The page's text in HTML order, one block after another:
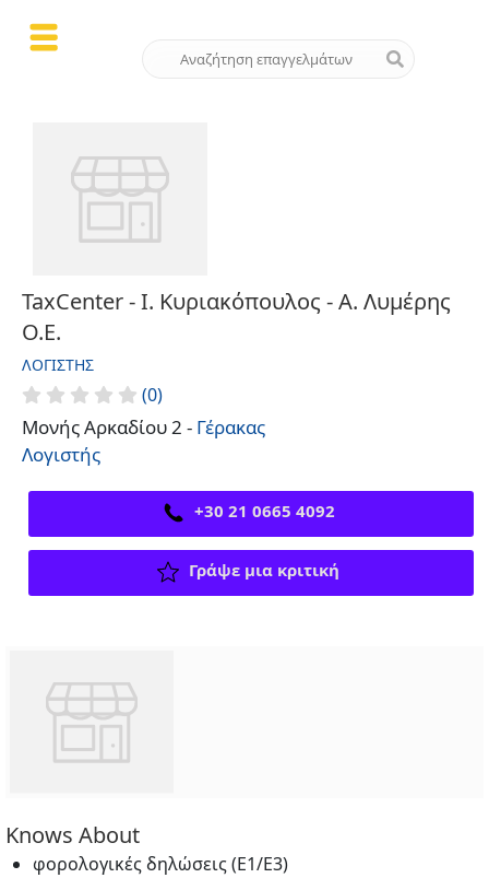
TaxCenter - Ι. Κυριακόπουλος - Α. Λυμέρης
Ο.Ε.
ΛΟΓΙΣΤΉΣ
(0)
Μονής Αρκαδίου 2 - Γέρακας
Λογιστής
+30 21 0665 4092
Γράψε μια κριτική
Knows About
φορολογικές δηλώσεις (Ε1/Ε3)